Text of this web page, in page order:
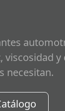
viscosidad
necesitan.